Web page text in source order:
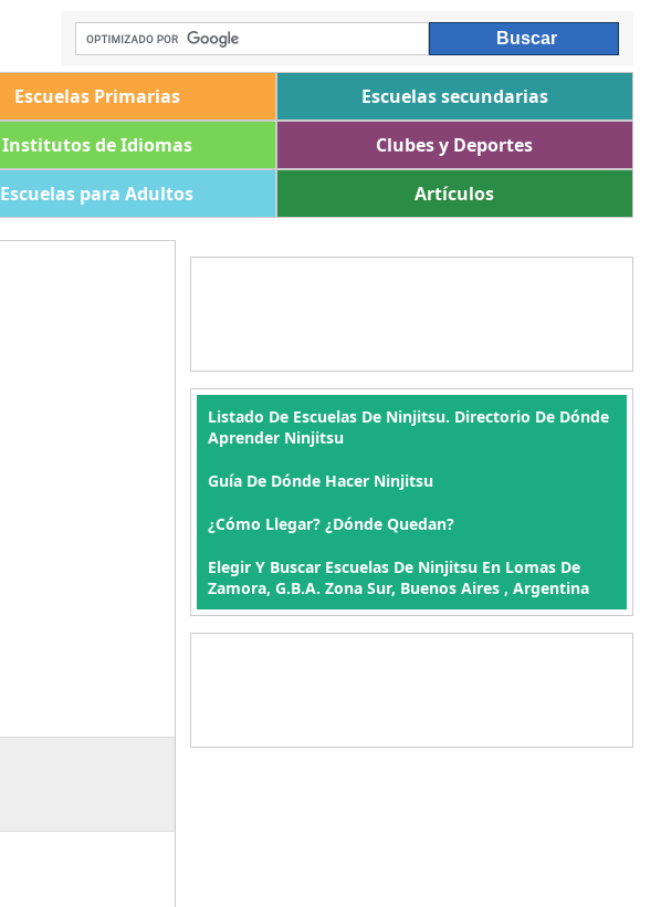
Escuelas Primarias
Escuelas secundarias
Institutos de Idiomas
Clubes y Deportes
Escuelas para Adultos Artículos
Listado De Escuelas De Ninjitsu. Directorio De Dónde
Aprender Ninjitsu
Guía De Dónde Hacer Ninjitsu
¿Cómo Llegar? ¿Dónde Quedan?
Elegir Y Buscar Escuelas De Ninjitsu En Lomas De
Zamora, G.B.A. Zona Sur, Buenos Aires , Argentina